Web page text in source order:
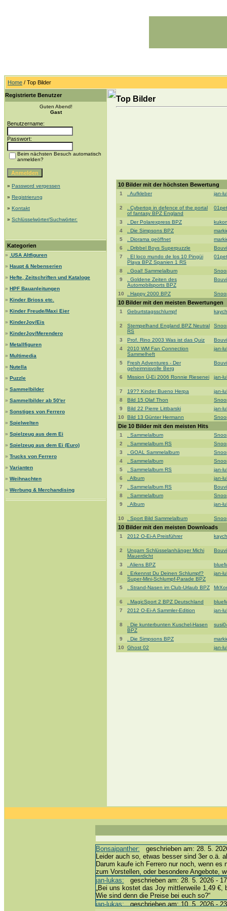
Home / Top Bilder
Registrierte Benutzer
Guten Abend!
Gast
Benutzername:
Passwort:
Beim nächsten Besuch automatisch
anmelden?
» Password vergessen
» Registrierung
» Kontakt
» Schlüsselwörter/Suchwörter:
Kategorien
»
.USA Altfiguren
» Haupt & Nebenserien
» Hefte, Zeitschriften und Kataloge
» HPF Bauanleitungen
» Kinder Brioss etc.
» Kinder Freude/Maxi Eier
» KinderJoy/Eis
» KinderJoy/Merendero
» Metallfiguren
» Multimedia
» Nutella
» Puzzle
» Sammelbilder
» Sammelbilder ab 50'er
» Sonstiges von Ferrero
» Spielwelten
» Spielzeug aus dem Ei
» Spielzeug aus dem Ei (Euro)
» Trucks von Ferrero
» Varianten
» Weihnachten
» Werbung & Merchandising
Top Bilder
10 Bilder mit der höchsten Bewertung
1 . Aufkleber jan-
2
. Cybertop in defence of the portal
of fantasy BPZ England
3 . Der Polarexpress BPZ
4
. Die Simpsons BPZ
5
. Diorama geöffnet
6
. Dribbel Boys Superpuzzle
7
. El loco mundo de los 10 Pingüi
Playa BPZ Spanien 1 RS
8 . Goal! Sammelalbum
9
. Goldene Zeiten des
Automobilsports BPZ
10 . Happy 2000 BPZ
10 Bilder mit den meisten Bewertungen
1 Geburtstagsschlumpf
2
Stempelhand England BPZ Neutral
RS
3 Prof. Rino 2003 Was ist das Quiz
4
2010 WM Fan Connection
Sammelheft
jan-
5
Fresh Adventures - Der
geheimnisvolle Berg
6 Mission Ü-Ei 2006 Ronnie Riesenei jan-
7 19?? Kinder Bueno Herpa
jan-
8
Bild 15 Olaf Thon
9
Bild 22 Pierre Littbarski
jan-
10
Bild 13 Günter Hermann
Die 10 Bilder mit den meisten Hits
1 . Sammelalbum
2
. Sammelalbum RS
3
. GOAL Sammelalbum
4
. Sammelalbum
5
. Sammelalbum RS
jan-
6
. Album
jan-
7
. Sammelalbum RS
8
. Sammelalbum
9
. Album jan-
10 . Sport Bild Sammelalbum
10 Bilder mit den meisten Downloads
1 2012 O-Ei-A Preisführer
2
Ungarn Schlüsselanhänger Michi
Mauerdicht
3 . Aliens BPZ
4
. Erkennst Du Deinen Schlumpf?
Super-Mini-Schlumpf-Parade BPZ
jan-
5 . Strand-Nasen im Club-Urlaub BPZ
6 . MagicSport 2 BPZ Deutschland
7
2012 O-Ei-A Sammler-Edition jan-
8
. Die kunterbunten Kuschel-Hasen
BPZ
9 . Die Simpsons BPZ
10
Ghost 02 jan-
Bonsaipanther: geschrieben am: 28. 5.
Leider auch so, etwas besser sind 3er o.ä.
Darum kaufe ich Ferrero nur noch, wenn es
zum Vorstellen, oder besondere Angebote,
jan-lukas: geschrieben am: 28. 5. 2026 -
„Bei uns kostet das Joy mittlerweile 1,49 €,
Wie sind denn die Preise bei euch so?“
jan-lukas:geschrieben am: 10. 5. 2026 -